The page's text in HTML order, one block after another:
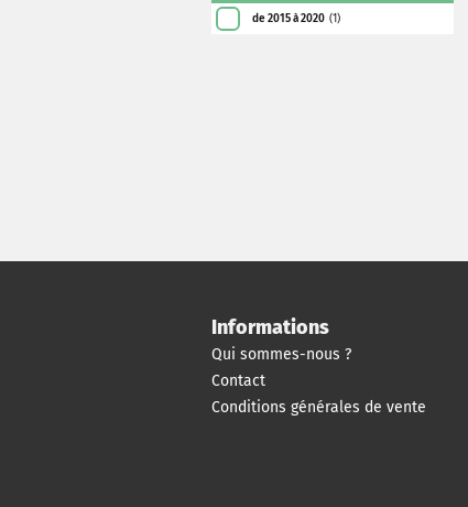
de 2015 à 2020 (1)
Informations
Qui sommes-nous ?
Contact
Conditions générales de vente